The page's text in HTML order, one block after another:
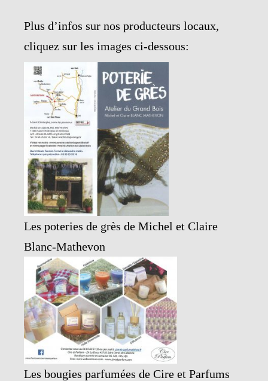
Plus d’infos sur nos producteurs locaux,
cliquez sur les images ci-dessous:
Les poteries de grès de Michel et Claire
Blanc-Mathevon
Les bougies parfumées de Cire et Parfums